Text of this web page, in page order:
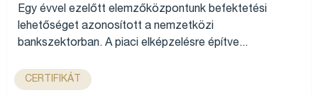
Egy évvel ezelőtt elemzőközpontunk befektetési
lehetőséget azonosított a nemzetközi
bankszektorban. A piaci elképzelésre építve...
CERTIFIKÁT